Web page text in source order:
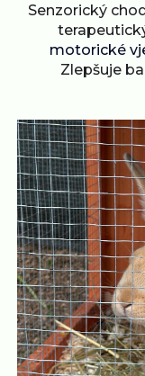
Senzorický
motorické
Zlepšuje